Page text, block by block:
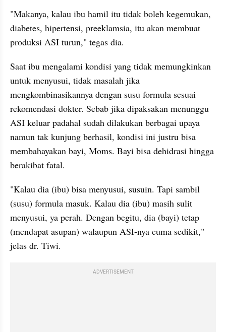
"Makanya, kalau ibu hamil itu tidak boleh kegemukan,
diabetes, hipertensi, preeklamsia, itu akan membuat
produksi ASI turun," tegas dia.
Saat ibu mengalami kondisi yang tidak memungkinkan
untuk menyusui, tidak masalah jika
mengkombinasikannya dengan susu formula sesuai
rekomendasi dokter. Sebab jika dipaksakan menunggu
ASI keluar padahal sudah dilakukan berbagai upaya
namun tak kunjung berhasil, kondisi ini justru bisa
membahayakan bayi, Moms. Bayi bisa dehidrasi hingga
berakibat fatal.
"Kalau dia (ibu) bisa menyusui, susuin. Tapi sambil
(susu) formula masuk. Kalau dia (ibu) masih sulit
menyusui, ya perah. Dengan begitu, dia (bayi) tetap
(mendapat asupan) walaupun ASI-nya cuma sedikit,"
jelas dr. Tiwi.
ADVERTISEMENT